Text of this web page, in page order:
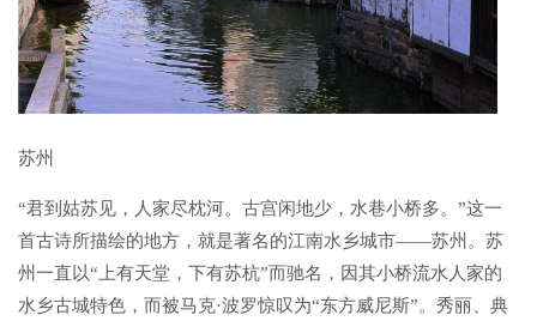
苏州
“君到姑苏见，人家尽枕河。古宫闲地少，水巷小桥多。”这一
首古诗所描绘的地方，就是著名的江南水乡城市——苏州。苏
州一直以“上有天堂，下有苏杭”而驰名，因其小桥流水人家的
水乡古城特色，而被马克·波罗惊叹为“东方威尼斯”。秀丽、典